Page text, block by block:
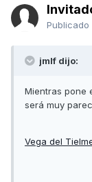
Publicado
jmlf dijo:
Mientras pone
será muy
Vega del